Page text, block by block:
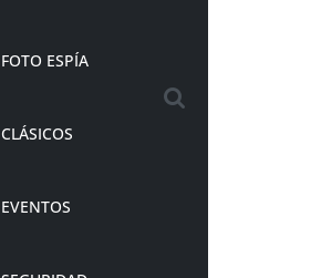
FOTO ESPÍA
CLÁSICOS
EVENTOS